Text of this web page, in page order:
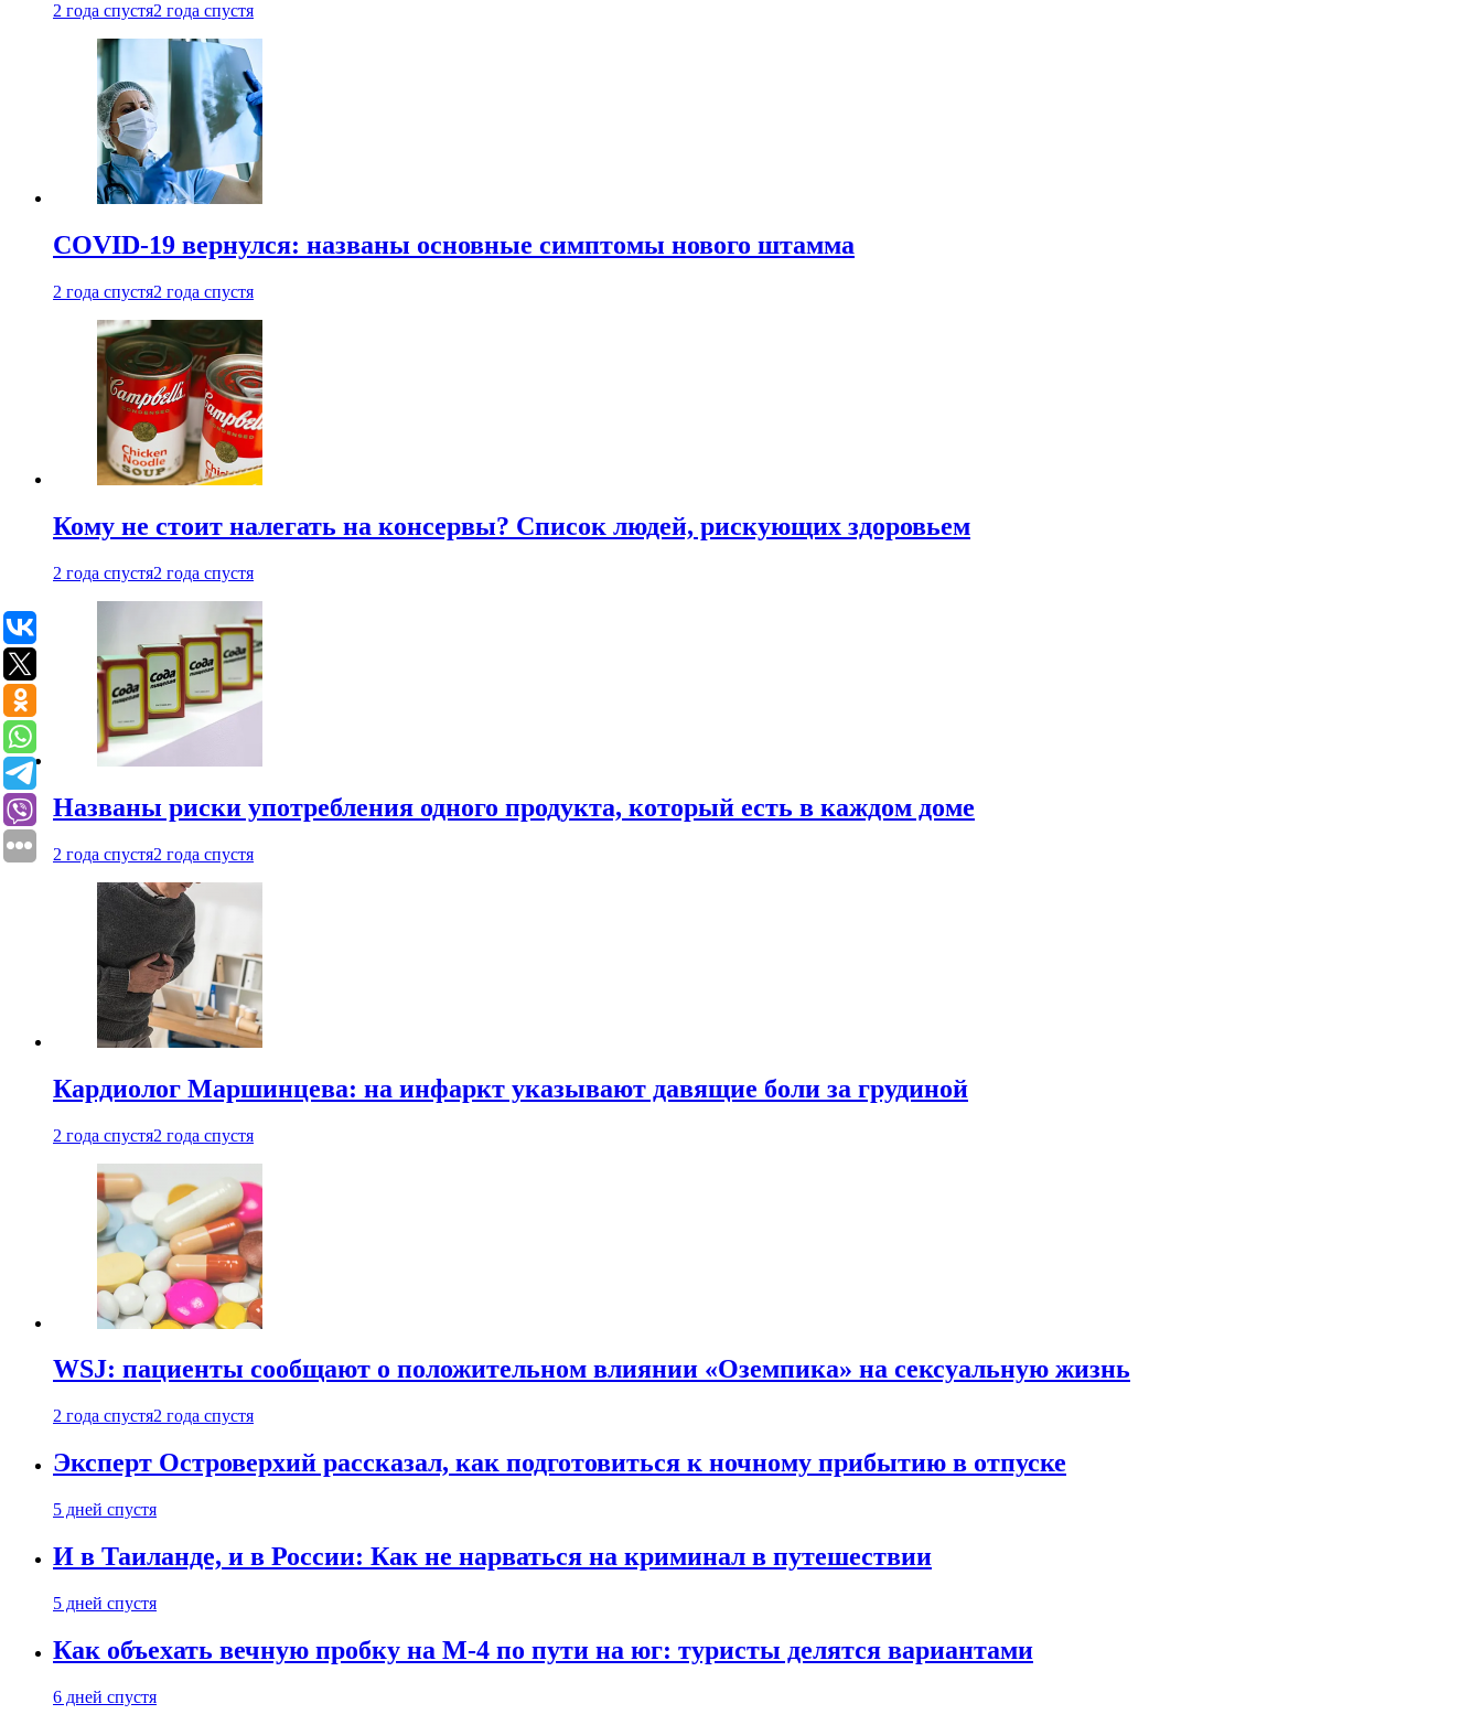
2 года спустя2 года спустя
COVID-19 вернулся: названы основные симптомы нового штамма
2 года спустя2 года спустя
Кому не стоит налегать на консервы? Список людей, рискующих здоровьем
2 года спустя2 года спустя
Названы риски употребления одного продукта, который есть в каждом доме
2 года спустя2 года спустя
Кардиолог Маршинцева: на инфаркт указывают давящие боли за грудиной
2 года спустя2 года спустя
WSJ: пациенты сообщают о положительном влиянии «Оземпика» на сексуальную жизнь
2 года спустя2 года спустя
Эксперт Островерхий рассказал, как подготовиться к ночному прибытию в отпуске
5 дней спустя
И в Таиланде, и в России: Как не нарваться на криминал в путешествии
5 дней спустя
Как объехать вечную пробку на М-4 по пути на юг: туристы делятся вариантами
6 дней спустя